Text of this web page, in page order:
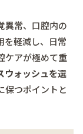
異常、口腔内の
を軽減し、日常
ケアが極めて重
ウォッシュを選
保つポイントと